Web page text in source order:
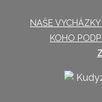
NAŠE
KOHO